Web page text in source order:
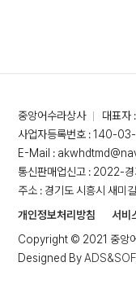
중앙어수라상사
대표자
사업자등록번호 : 140-
E-Mail :
통신판매업신고 : 2022-
주소 : 경기도 시흥시 새미
개인정보처리방침
서비
Copyright © 2021 중앙
Designed By